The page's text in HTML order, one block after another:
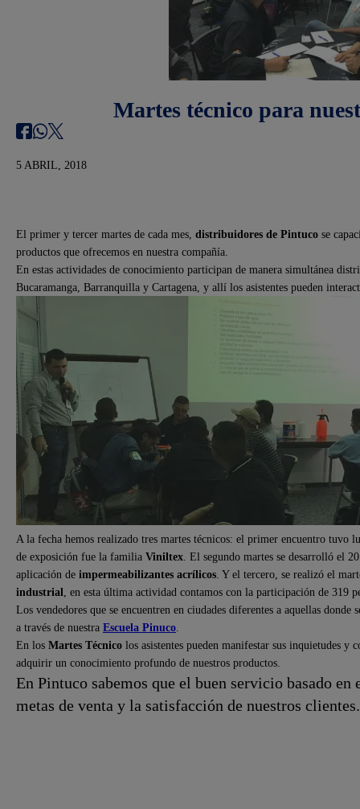
Martes técnico para
5 ABRIL, 2018
El primer y tercer martes de cada mes, distribuidores de Pintuco se
productos que ofrecemos en nuestra compañía.
En estas actividades de conocimiento participan de manera simultánea
Bucaramanga, Barranquilla y Cartagena, y allí los asistentes pueden
A la fecha hemos realizado tres martes técnicos: el primer encuentro tuvo
de exposición fue la familia Viniltex . El segundo martes se desarrolló el
aplicación de impermeabilizantes acrílicos . Y el tercero, se realizó el
industrial , en esta última actividad contamos con la participación de 319
Los vendedores que se encuentren en ciudades diferentes a aquellas donde
a través de nuestra Escuela Pinuco
En los Martes Técnico los asistentes pueden manifestar sus inquietudes
adquirir un conocimiento profundo de nuestros productos.
En Pintuco sabemos que el buen servicio basado
metas de venta y la satisfacción de nuestros clientes.